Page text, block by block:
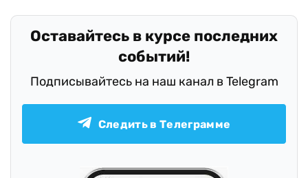
Оставайтесь в курсе последних
событий!
Подписывайтесь на наш канал в Telegram
Следить в Телеграмме